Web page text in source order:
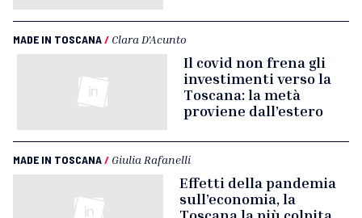
MADE IN TOSCANA/ Clara D'Acunto
Il covid non frena gli
investimenti verso la
Toscana: la metà
proviene dall’estero
MADE IN TOSCANA/ Giulia Rafanelli
Effetti della pandemia
sull’economia, la